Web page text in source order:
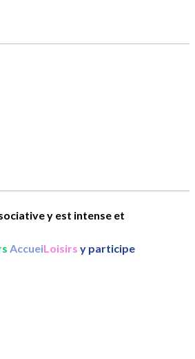
y est intense et
AccueiLoisirs y participe